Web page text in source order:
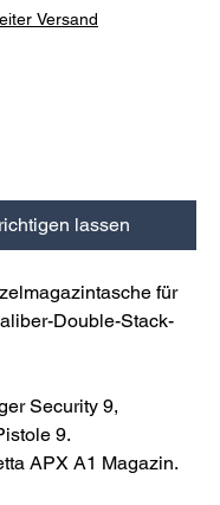
Versand
lassen
für
Double-Stack-
Security 9,
9.
APX A1 Magazin.